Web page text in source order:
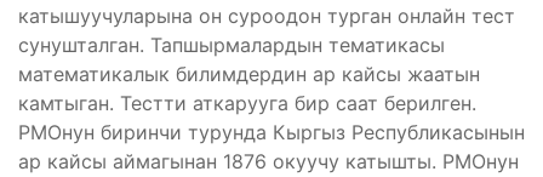
катышуучуларына он суроодон турган онлайн тест
сунушталган. Тапшырмалардын тематикасы
математикалык билимдердин ар кайсы жаатын
камтыган. Тестти аткарууга бир саат берилген.
РМОнун биринчи турунда Кыргыз Республикасынын
ар кайсы аймагынан 1876 окуучу катышты. РМОнун